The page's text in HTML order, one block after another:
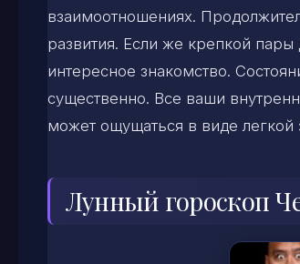
взаимоотношениях.
развития. Если же крепкой пары
интересное знакомство.
существенно. Все ваши
может ощущаться в виде легкой
Лунный гороскоп